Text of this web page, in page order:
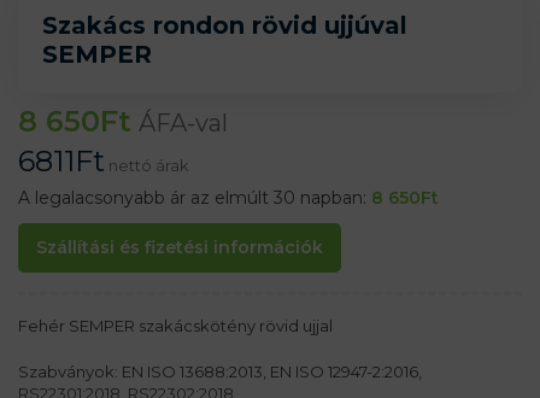
Szakács rondon rövid ujjúval
SEMPER
8 650Ft ÁFA-val
6811Ft nettó árak
A legalacsonyabb ár az elmúlt 30 napban: 8 650Ft
Szállítási és fizetési információk
Fehér SEMPER szakácskötény rövid ujjal
Szabványok: EN ISO 13688:2013, EN ISO 12947-2:2016,
RS22301:2018, RS22302:2018